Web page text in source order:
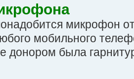
микрофон
мобильного
донором была